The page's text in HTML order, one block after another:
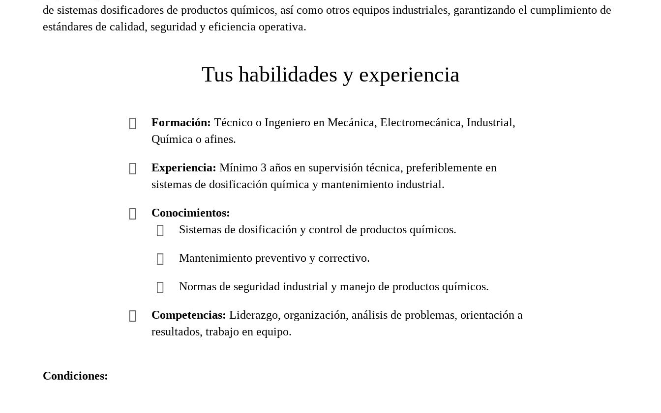
de sistemas dosificadores de productos químicos, así como otros equipos industriales, garantizando el cumplimiento de
estándares de calidad, seguridad y eficiencia operativa.
Tus habilidades y experiencia
Formación: Técnico o Ingeniero en Mecánica, Electromecánica, Industrial,
Química o afines.
Experiencia: Mínimo 3 años en supervisión técnica, preferiblemente en
sistemas de dosificación química y mantenimiento industrial.
Conocimientos:
Sistemas de dosificación y control de productos químicos.
Mantenimiento preventivo y correctivo.
Normas de seguridad industrial y manejo de productos químicos.
Competencias: Liderazgo, organización, análisis de problemas, orientación a
resultados, trabajo en equipo.
Condiciones: